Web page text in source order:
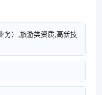
务）,旅游类资质,高新技